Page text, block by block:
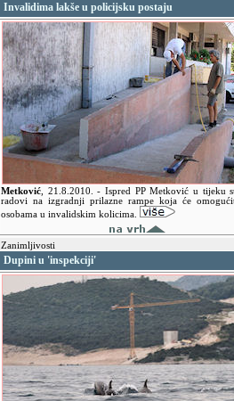
Invalidima lakše u policijsku postaju
Metković 21.8.2010.- Ispred PP Metković u tijeku
radovi na izgradnji prilazne rampe koja će
osobama u invalidskim kolicima.
Zanimljivosti
Dupini u 'inspekciji'